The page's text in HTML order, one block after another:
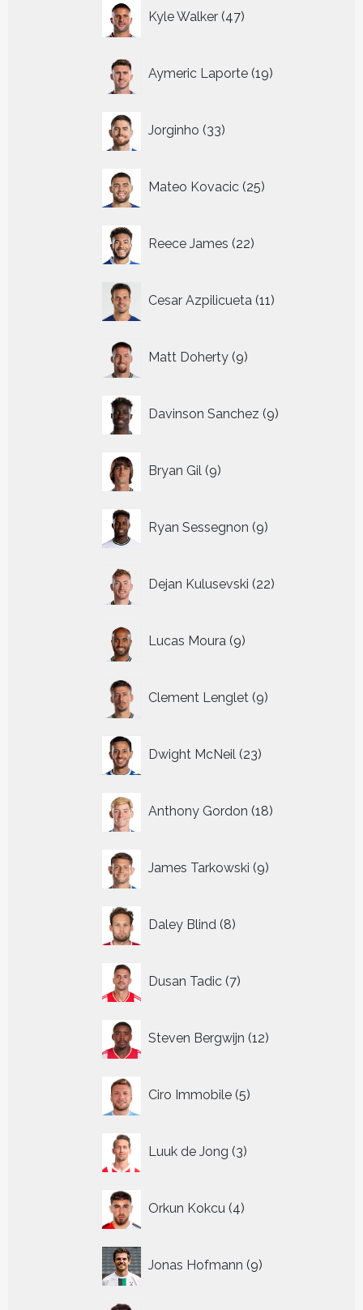
Kyle Walker 47
producten
Aymeric Laporte 19
producten
Jorginho 33
producten
Mateo Kovacic 25
producten
Reece James 22
producten
Cesar Azpilicueta 11
producten
Matt Doherty 9
producten
Davinson Sanchez 9
producten
Bryan Gil 9
producten
Ryan Sessegnon 9
producten
Dejan Kulusevski 22
producten
Lucas Moura 9
producten
Clement Lenglet 9
producten
Dwight McNeil 23
producten
Anthony Gordon 18
producten
James Tarkowski 9
producten
Daley Blind 8
producten
Dusan Tadic 7
producten
Steven Bergwijn 12
producten
Ciro Immobile 5
producten
Luuk de Jong 3
producten
Orkun Kokcu 4
producten
Jonas Hofmann 9
producten